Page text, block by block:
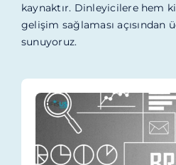
kaynaktır. Dinleyicilere hem
gelişim sağlaması
sunuyoruz.